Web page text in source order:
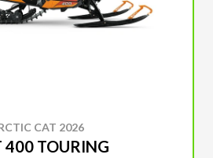
CAT 2026
400 TOURING